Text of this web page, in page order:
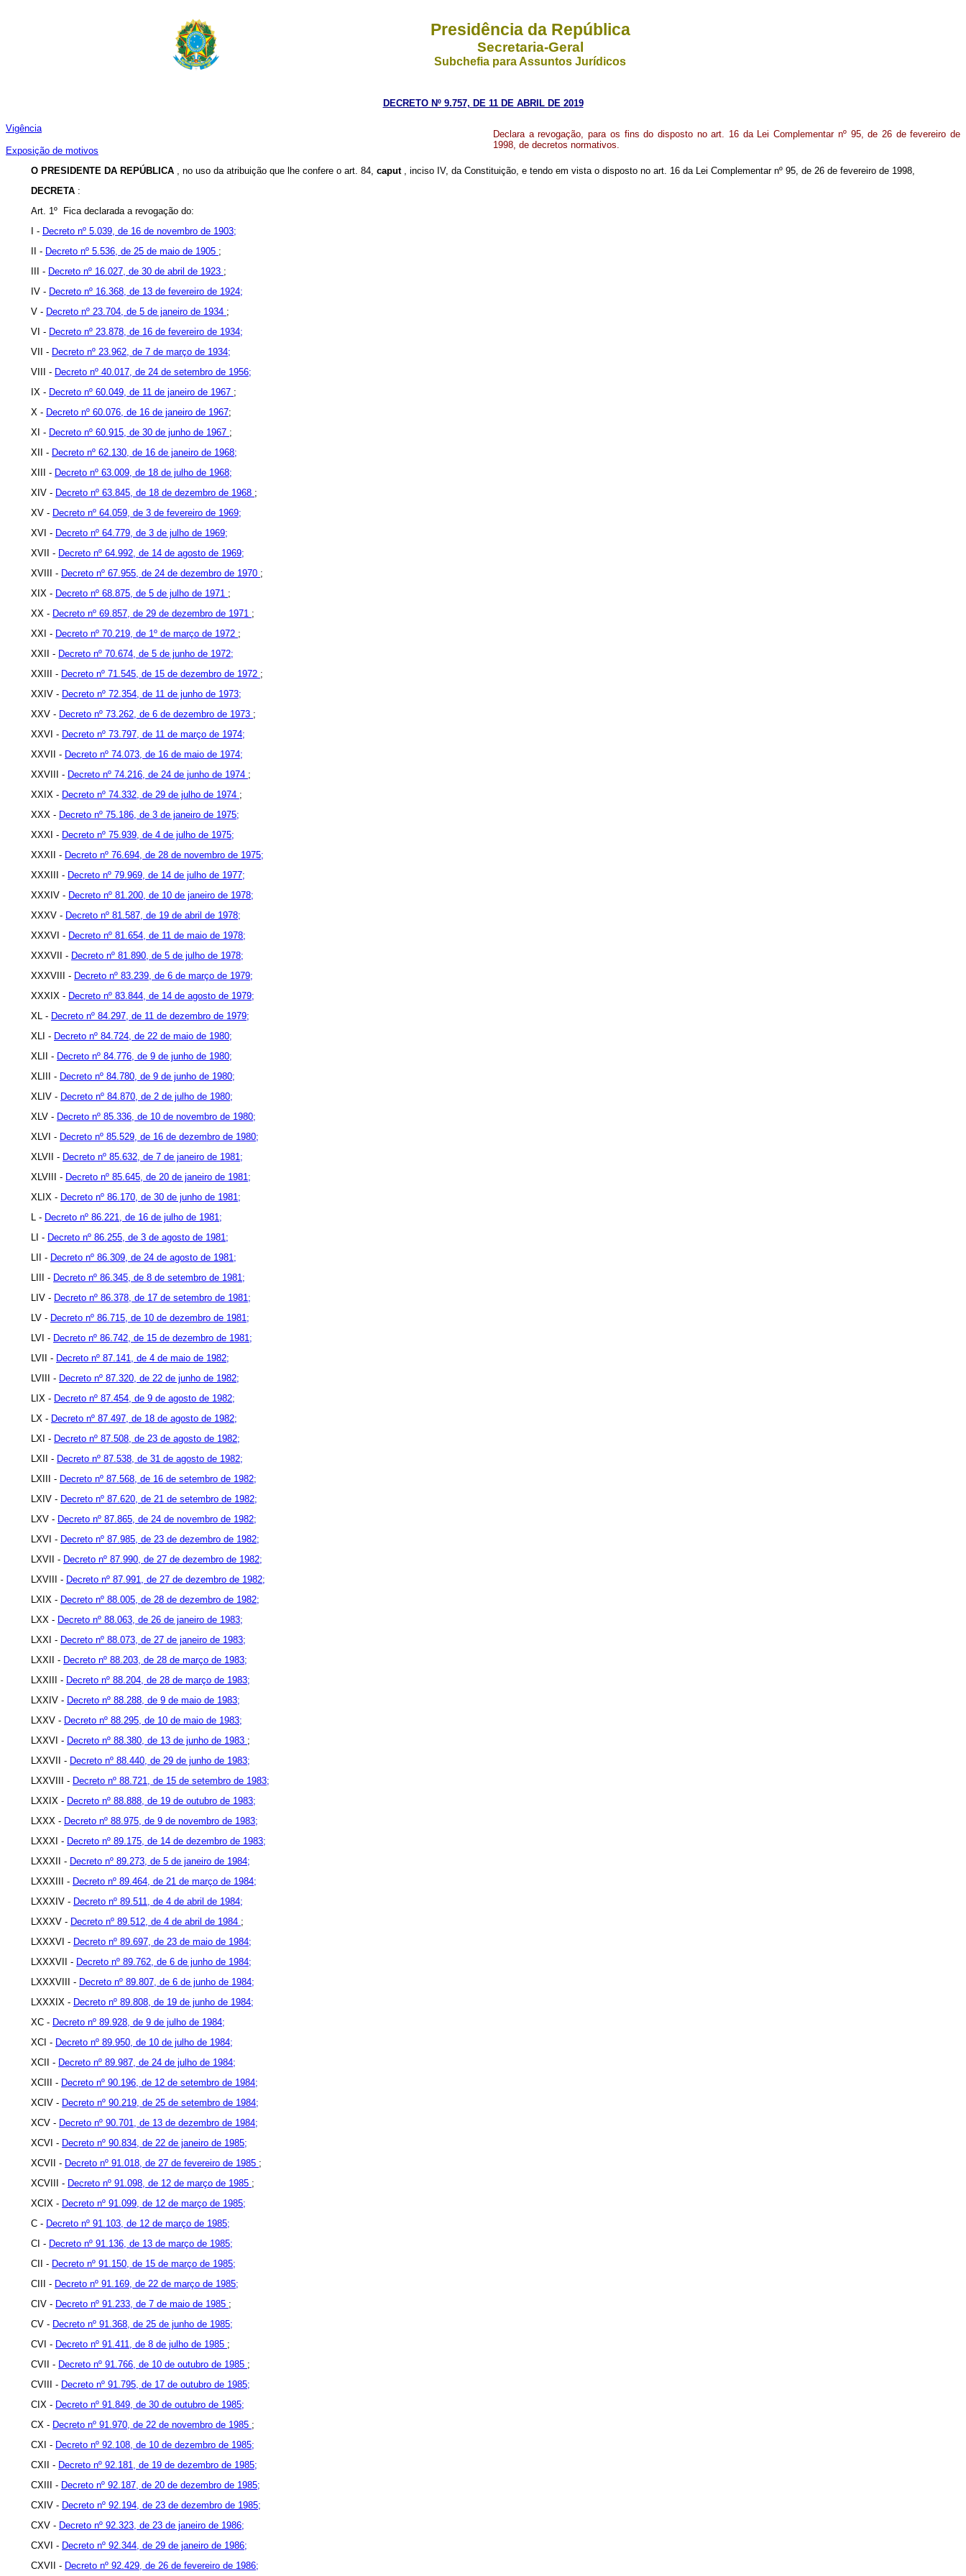
Presidência da República
Secretaria-Geral
Subchefia para Assuntos Jurídicos
DECRETO Nº 9.757, DE 11 DE ABRIL DE 2019
Vigência
Exposição de motivos
Declara a revogação, para os fins do disposto no art. 16 da Lei Complementar nº 95, de 26 de fevereiro de
1998, de decretos normativos.
O PRESIDENTE DA REPÚBLICA , no uso da atribuição que lhe confere o art. 84, caput , inciso IV, da Constituição, e tendo em vista o disposto no art. 16 da Lei Complementar nº 95, de 26 de fevereiro de 1998,
DECRETA :
Art. 1º Fica declarada a revogação do:
I - Decreto nº 5.039, de 16 de novembro de 1903;
II - Decreto nº 5.536, de 25 de maio de 1905 ;
III - Decreto nº 16.027, de 30 de abril de 1923 ;
IV - Decreto nº 16.368, de 13 de fevereiro de 1924;
V - Decreto nº 23.704, de 5 de janeiro de 1934 ;
VI - Decreto nº 23.878, de 16 de fevereiro de 1934;
VII - Decreto nº 23.962, de 7 de março de 1934;
VIII - Decreto nº 40.017, de 24 de setembro de 1956;
IX - Decreto nº 60.049, de 11 de janeiro de 1967 ;
X - Decreto nº 60.076, de 16 de janeiro de 1967;
XI - Decreto nº 60.915, de 30 de junho de 1967 ;
XII - Decreto nº 62.130, de 16 de janeiro de 1968;
XIII - Decreto nº 63.009, de 18 de julho de 1968;
XIV - Decreto nº 63.845, de 18 de dezembro de 1968 ;
XV - Decreto nº 64.059, de 3 de fevereiro de 1969;
XVI - Decreto nº 64.779, de 3 de julho de 1969;
XVII - Decreto nº 64.992, de 14 de agosto de 1969;
XVIII - Decreto nº 67.955, de 24 de dezembro de 1970 ;
XIX - Decreto nº 68.875, de 5 de julho de 1971 ;
XX - Decreto nº 69.857, de 29 de dezembro de 1971 ;
XXI - Decreto nº 70.219, de 1º de março de 1972 ;
XXII - Decreto nº 70.674, de 5 de junho de 1972;
XXIII - Decreto nº 71.545, de 15 de dezembro de 1972 ;
XXIV - Decreto nº 72.354, de 11 de junho de 1973;
XXV - Decreto nº 73.262, de 6 de dezembro de 1973 ;
XXVI - Decreto nº 73.797, de 11 de março de 1974;
XXVII - Decreto nº 74.073, de 16 de maio de 1974;
XXVIII - Decreto nº 74.216, de 24 de junho de 1974 ;
XXIX - Decreto nº 74.332, de 29 de julho de 1974 ;
XXX - Decreto nº 75.186, de 3 de janeiro de 1975;
XXXI - Decreto nº 75.939, de 4 de julho de 1975;
XXXII - Decreto nº 76.694, de 28 de novembro de 1975;
XXXIII - Decreto nº 79.969, de 14 de julho de 1977;
XXXIV - Decreto nº 81.200, de 10 de janeiro de 1978;
XXXV - Decreto nº 81.587, de 19 de abril de 1978;
XXXVI - Decreto nº 81.654, de 11 de maio de 1978;
XXXVII - Decreto nº 81.890, de 5 de julho de 1978;
XXXVIII - Decreto nº 83.239, de 6 de março de 1979;
XXXIX - Decreto nº 83.844, de 14 de agosto de 1979;
XL - Decreto nº 84.297, de 11 de dezembro de 1979;
XLI - Decreto nº 84.724, de 22 de maio de 1980;
XLII - Decreto nº 84.776, de 9 de junho de 1980;
XLIII - Decreto nº 84.780, de 9 de junho de 1980;
XLIV - Decreto nº 84.870, de 2 de julho de 1980;
XLV - Decreto nº 85.336, de 10 de novembro de 1980;
XLVI - Decreto nº 85.529, de 16 de dezembro de 1980;
XLVII - Decreto nº 85.632, de 7 de janeiro de 1981;
XLVIII - Decreto nº 85.645, de 20 de janeiro de 1981;
XLIX - Decreto nº 86.170, de 30 de junho de 1981;
L - Decreto nº 86.221, de 16 de julho de 1981;
LI - Decreto nº 86.255, de 3 de agosto de 1981;
LII - Decreto nº 86.309, de 24 de agosto de 1981;
LIII - Decreto nº 86.345, de 8 de setembro de 1981;
LIV - Decreto nº 86.378, de 17 de setembro de 1981;
LV - Decreto nº 86.715, de 10 de dezembro de 1981;
LVI - Decreto nº 86.742, de 15 de dezembro de 1981;
LVII - Decreto nº 87.141, de 4 de maio de 1982;
LVIII - Decreto nº 87.320, de 22 de junho de 1982;
LIX - Decreto nº 87.454, de 9 de agosto de 1982;
LX - Decreto nº 87.497, de 18 de agosto de 1982;
LXI - Decreto nº 87.508, de 23 de agosto de 1982;
LXII - Decreto nº 87.538, de 31 de agosto de 1982;
LXIII - Decreto nº 87.568, de 16 de setembro de 1982;
LXIV - Decreto nº 87.620, de 21 de setembro de 1982;
LXV - Decreto nº 87.865, de 24 de novembro de 1982;
LXVI - Decreto nº 87.985, de 23 de dezembro de 1982;
LXVII - Decreto nº 87.990, de 27 de dezembro de 1982;
LXVIII - Decreto nº 87.991, de 27 de dezembro de 1982;
LXIX - Decreto nº 88.005, de 28 de dezembro de 1982;
LXX - Decreto nº 88.063, de 26 de janeiro de 1983;
LXXI - Decreto nº 88.073, de 27 de janeiro de 1983;
LXXII - Decreto nº 88.203, de 28 de março de 1983;
LXXIII - Decreto nº 88.204, de 28 de março de 1983;
LXXIV - Decreto nº 88.288, de 9 de maio de 1983;
LXXV - Decreto nº 88.295, de 10 de maio de 1983;
LXXVI - Decreto nº 88.380, de 13 de junho de 1983 ;
LXXVII - Decreto nº 88.440, de 29 de junho de 1983;
LXXVIII - Decreto nº 88.721, de 15 de setembro de 1983;
LXXIX - Decreto nº 88.888, de 19 de outubro de 1983;
LXXX - Decreto nº 88.975, de 9 de novembro de 1983;
LXXXI - Decreto nº 89.175, de 14 de dezembro de 1983;
LXXXII - Decreto nº 89.273, de 5 de janeiro de 1984;
LXXXIII - Decreto nº 89.464, de 21 de março de 1984;
LXXXIV - Decreto nº 89.511, de 4 de abril de 1984;
LXXXV - Decreto nº 89.512, de 4 de abril de 1984 ;
LXXXVI - Decreto nº 89.697, de 23 de maio de 1984;
LXXXVII - Decreto nº 89.762, de 6 de junho de 1984;
LXXXVIII - Decreto nº 89.807, de 6 de junho de 1984;
LXXXIX - Decreto nº 89.808, de 19 de junho de 1984;
XC - Decreto nº 89.928, de 9 de julho de 1984;
XCI - Decreto nº 89.950, de 10 de julho de 1984;
XCII - Decreto nº 89.987, de 24 de julho de 1984;
XCIII - Decreto nº 90.196, de 12 de setembro de 1984;
XCIV - Decreto nº 90.219, de 25 de setembro de 1984;
XCV - Decreto nº 90.701, de 13 de dezembro de 1984;
XCVI - Decreto nº 90.834, de 22 de janeiro de 1985;
XCVII - Decreto nº 91.018, de 27 de fevereiro de 1985 ;
XCVIII - Decreto nº 91.098, de 12 de março de 1985 ;
XCIX - Decreto nº 91.099, de 12 de março de 1985;
C - Decreto nº 91.103, de 12 de março de 1985;
CI - Decreto nº 91.136, de 13 de março de 1985;
CII - Decreto nº 91.150, de 15 de março de 1985;
CIII - Decreto nº 91.169, de 22 de março de 1985;
CIV - Decreto nº 91.233, de 7 de maio de 1985 ;
CV - Decreto nº 91.368, de 25 de junho de 1985;
CVI - Decreto nº 91.411, de 8 de julho de 1985 ;
CVII - Decreto nº 91.766, de 10 de outubro de 1985 ;
CVIII - Decreto nº 91.795, de 17 de outubro de 1985;
CIX - Decreto nº 91.849, de 30 de outubro de 1985;
CX - Decreto nº 91.970, de 22 de novembro de 1985 ;
CXI - Decreto nº 92.108, de 10 de dezembro de 1985;
CXII - Decreto nº 92.181, de 19 de dezembro de 1985;
CXIII - Decreto nº 92.187, de 20 de dezembro de 1985;
CXIV - Decreto nº 92.194, de 23 de dezembro de 1985;
CXV - Decreto nº 92.323, de 23 de janeiro de 1986;
CXVI - Decreto nº 92.344, de 29 de janeiro de 1986;
CXVII - Decreto nº 92.429, de 26 de fevereiro de 1986;